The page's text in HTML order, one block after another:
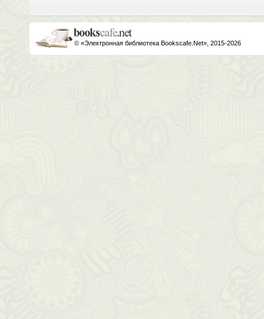
© «Электронная библиотека Bookscafe.Net», 2015-2026